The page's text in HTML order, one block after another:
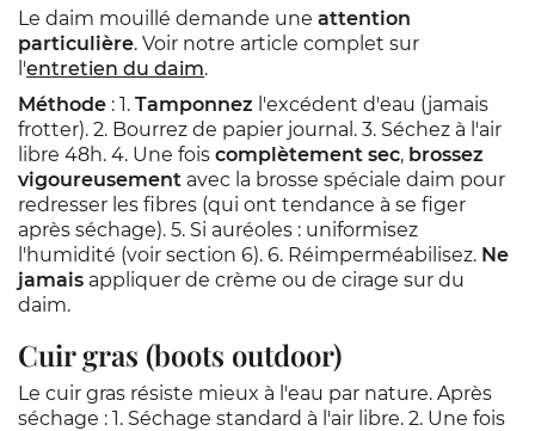
Le daim mouillé demande une attention
particulière. Voir notre article complet sur
l'entretien du daim.
Méthode : 1. Tamponnez l'excédent d'eau (jamais
frotter). 2. Bourrez de papier journal. 3. Séchez à l'air
libre 48h. 4. Une fois complètement sec, brossez
vigoureusement avec la brosse spéciale daim pour
redresser les fibres (qui ont tendance à se figer
après séchage). 5. Si auréoles : uniformisez
l'humidité (voir section 6). 6. Réimperméabilisez. Ne
jamais appliquer de crème ou de cirage sur du
daim.
Cuir gras (boots outdoor)
Le cuir gras résiste mieux à l'eau par nature. Après
séchage : 1. Séchage standard à l'air libre. 2. Une fois